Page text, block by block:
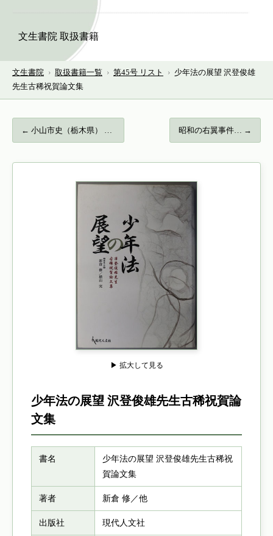
文生書院 取扱書籍
文生書院 › 取扱書籍一覧 › 第45号 リスト › 少年法の展望 沢登俊雄
先生古稀祝賀論文集
← 小山市史（栃木県） 通史編２：近世… 昭和の右翼事件… →
▶ 拡大して見る
少年法の展望 沢登俊雄先生古稀祝賀論
文集
書名
少年法の展望 沢登俊雄先生古稀祝
賀論文集
著者 新倉 修／他
出版社 現代人文社